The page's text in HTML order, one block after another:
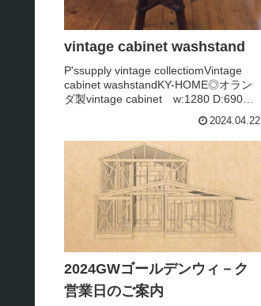
vintage cabinet washstand
P'ssupply vintage collectiomVintage
cabinet washstandKY-HOME◎オラン
ダ製vintage cabinet w:1280 D:690
H790 P'ssupply vintage co...
2024.04.22
2024GWゴールデンウィ－ク
営業日のご案内